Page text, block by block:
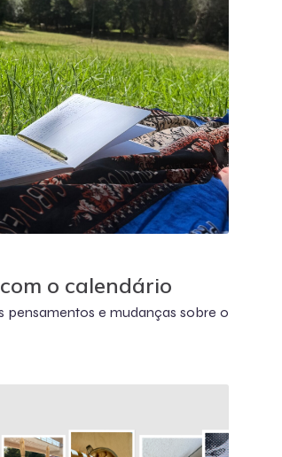
o calendário
pensamentos e mudanças sobre o